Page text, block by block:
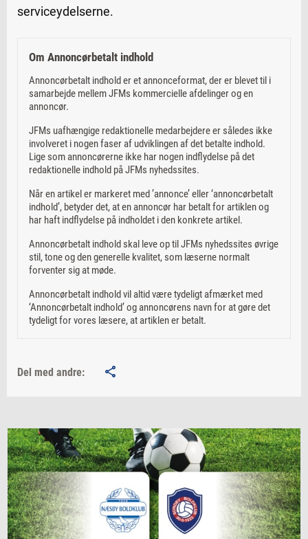
serviceydelserne.
Om Annoncørbetalt indhold
Annoncørbetalt indhold er et annonceformat, der er blevet til i
samarbejde mellem JFMs kommercielle afdelinger og en
annoncør.
JFMs uafhængige redaktionelle medarbejdere er således ikke
involveret i nogen faser af udviklingen af det betalte indhold.
Lige som annoncørerne ikke har nogen indflydelse på det
redaktionelle indhold på JFMs nyhedssites.
Når en artikel er markeret med ’annonce’ eller ‘annoncørbetalt
indhold’, betyder det, at en annoncør har betalt for artiklen og
har haft indflydelse på indholdet i den konkrete artikel.
Annoncørbetalt indhold skal leve op til JFMs nyhedssites øvrige
stil, tone og den generelle kvalitet, som læserne normalt
forventer sig at møde.
Annoncørbetalt indhold vil altid være tydeligt afmærket med
‘Annoncørbetalt indhold’ og annoncørens navn for at gøre det
tydeligt for vores læsere, at artiklen er betalt.
Del med andre: